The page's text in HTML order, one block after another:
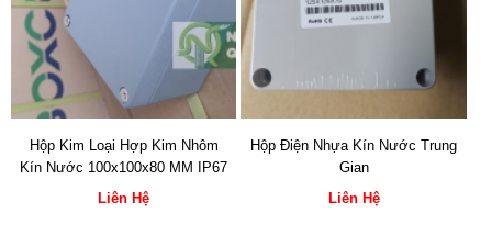
Hộp Kim Loại Hợp Kim Nhôm
Kín Nước 100x100x80 MM IP67
Liên Hệ
Hộp Điện Nhựa Kín Nước Trung
Gian
Liên Hệ